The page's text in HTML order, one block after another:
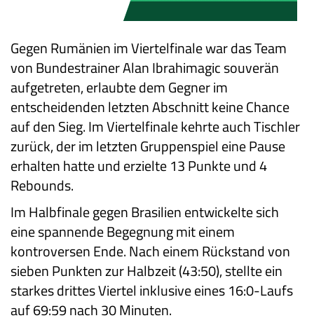
Gegen Rumänien im Viertelfinale war das Team
von Bundestrainer Alan Ibrahimagic souverän
aufgetreten, erlaubte dem Gegner im
entscheidenden letzten Abschnitt keine Chance
auf den Sieg. Im Viertelfinale kehrte auch Tischler
zurück, der im letzten Gruppenspiel eine Pause
erhalten hatte und erzielte 13 Punkte und 4
Rebounds.
Im Halbfinale gegen Brasilien entwickelte sich
eine spannende Begegnung mit einem
kontroversen Ende. Nach einem Rückstand von
sieben Punkten zur Halbzeit (43:50), stellte ein
starkes drittes Viertel inklusive eines 16:0-Laufs
auf 69:59 nach 30 Minuten.